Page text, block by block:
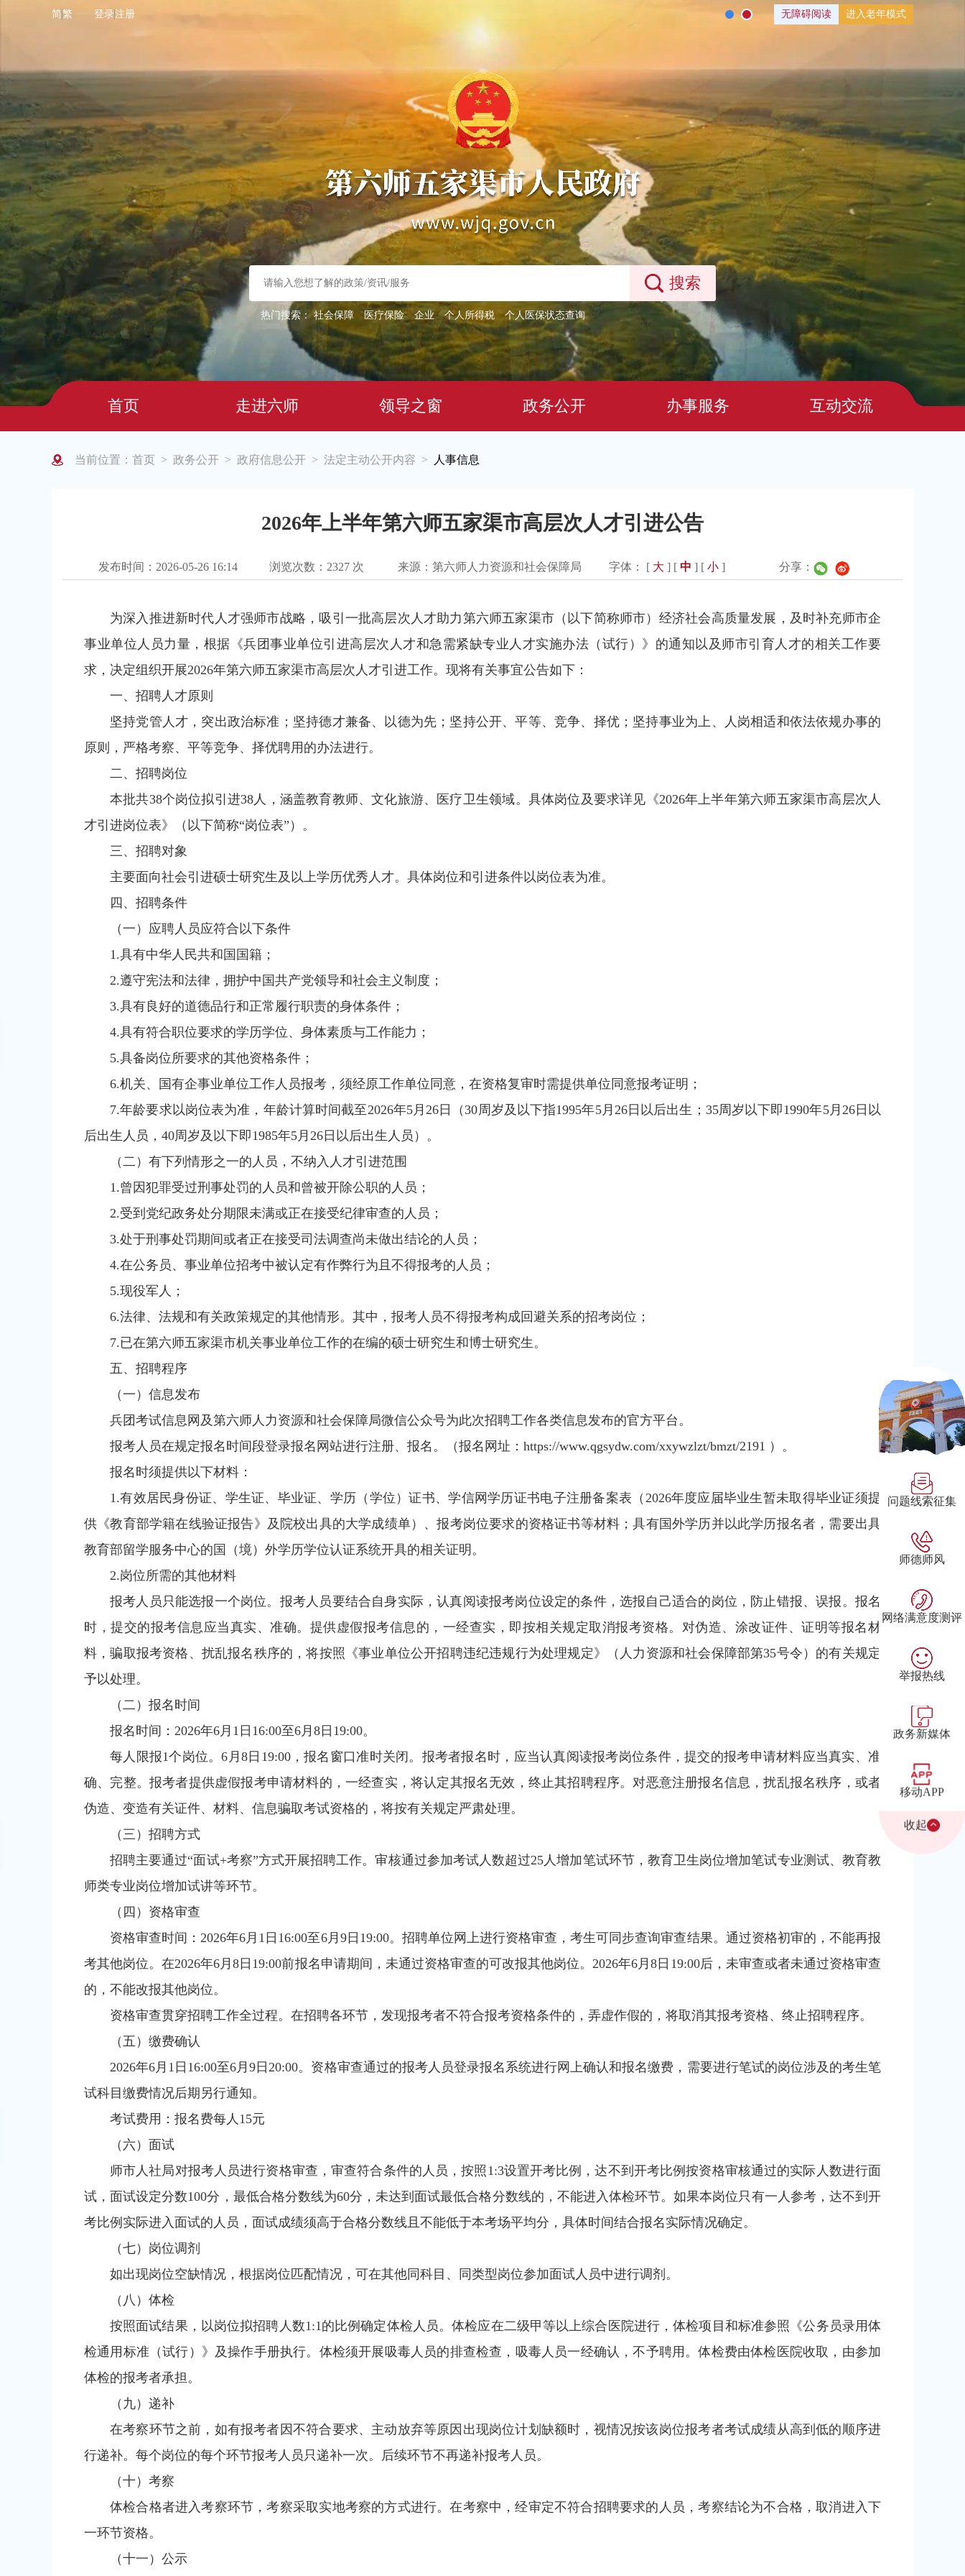
简繁 登录注册 无障碍阅读 进入老年模式
搜索
热门搜索： 社会保障 医疗保险 企业 个人所得税 个人医保状态查询
首页 走进六师 领导之窗 政务公开 办事服务 互动交流
当前位置： 首页 > 政务公开 > 政府信息公开 > 法定主动公开内容 > 人事信息
2026年上半年第六师五家渠市高层次人才引进公告
发布时间：2026-05-26 16:14 浏览次数： 2327次 来源：第六师人力资源和社会保障局 字体： [ 大 ] [ 中 ] [ 小] 分享：
为深入推进新时代人才强师市战略，吸引一批高层次人才助力第六师五家渠市（以下简称师市）经济社会高质量发展，及时补充师市企
事业单位人员力量，根据《兵团事业单位引进高层次人才和急需紧缺专业人才实施办法（试行）》的通知以及师市引育人才的相关工作要
求，决定组织开展2026年第六师五家渠市高层次人才引进工作。现将有关事宜公告如下：
一、招聘人才原则
坚持党管人才，突出政治标准；坚持德才兼备、以德为先；坚持公开、平等、竞争、择优；坚持事业为上、人岗相适和依法依规办事的
原则，严格考察、平等竞争、择优聘用的办法进行。
二、招聘岗位
本批共38个岗位拟引进38人，涵盖教育教师、文化旅游、医疗卫生领域。具体岗位及要求详见《2026年上半年第六师五家渠市高层次人
才引进岗位表》（以下简称“岗位表”）。
三、招聘对象
主要面向社会引进硕士研究生及以上学历优秀人才。具体岗位和引进条件以岗位表为准。
四、招聘条件
（一）应聘人员应符合以下条件
1.具有中华人民共和国国籍；
2.遵守宪法和法律，拥护中国共产党领导和社会主义制度；
3.具有良好的道德品行和正常履行职责的身体条件；
4.具有符合职位要求的学历学位、身体素质与工作能力；
5.具备岗位所要求的其他资格条件；
6.机关、国有企事业单位工作人员报考，须经原工作单位同意，在资格复审时需提供单位同意报考证明；
7.年龄要求以岗位表为准，年龄计算时间截至2026年5月26日（30周岁及以下指1995年5月26日以后出生；35周岁以下即1990年5月26日以
后出生人员，40周岁及以下即1985年5月26日以后出生人员）。
（二）有下列情形之一的人员，不纳入人才引进范围
1.曾因犯罪受过刑事处罚的人员和曾被开除公职的人员；
2.受到党纪政务处分期限未满或正在接受纪律审查的人员；
3.处于刑事处罚期间或者正在接受司法调查尚未做出结论的人员；
4.在公务员、事业单位招考中被认定有作弊行为且不得报考的人员；
5.现役军人；
6.法律、法规和有关政策规定的其他情形。其中，报考人员不得报考构成回避关系的招考岗位；
7.已在第六师五家渠市机关事业单位工作的在编的硕士研究生和博士研究生。
五、招聘程序
（一）信息发布
兵团考试信息网及第六师人力资源和社会保障局微信公众号为此次招聘工作各类信息发布的官方平台。
报考人员在规定报名时间段登录报名网站进行注册、报名。（报名网址：https://www.qgsydw.com/xxywzlzt/bmzt/2191 ）。
报名时须提供以下材料：
1.有效居民身份证、学生证、毕业证、学历（学位）证书、学信网学历证书电子注册备案表（2026年度应届毕业生暂未取得毕业证须提
供《教育部学籍在线验证报告》及院校出具的大学成绩单）、报考岗位要求的资格证书等材料；具有国外学历并以此学历报名者，需要出具
教育部留学服务中心的国（境）外学历学位认证系统开具的相关证明。
2.岗位所需的其他材料
报考人员只能选报一个岗位。报考人员要结合自身实际，认真阅读报考岗位设定的条件，选报自己适合的岗位，防止错报、误报。报名
时，提交的报考信息应当真实、准确。提供虚假报考信息的，一经查实，即按相关规定取消报考资格。对伪造、涂改证件、证明等报名材
料，骗取报考资格、扰乱报名秩序的，将按照《事业单位公开招聘违纪违规行为处理规定》（人力资源和社会保障部第35号令）的有关规定
予以处理。
（二）报名时间
报名时间：2026年6月1日16:00至6月8日19:00。
每人限报1个岗位。6月8日19:00，报名窗口准时关闭。报考者报名时，应当认真阅读报考岗位条件，提交的报考申请材料应当真实、准
确、完整。报考者提供虚假报考申请材料的，一经查实，将认定其报名无效，终止其招聘程序。对恶意注册报名信息，扰乱报名秩序，或者
伪造、变造有关证件、材料、信息骗取考试资格的，将按有关规定严肃处理。
（三）招聘方式
招聘主要通过“面试+考察”方式开展招聘工作。审核通过参加考试人数超过25人增加笔试环节，教育卫生岗位增加笔试专业测试、教育教
师类专业岗位增加试讲等环节。
（四）资格审查
资格审查时间：2026年6月1日16:00至6月9日19:00。招聘单位网上进行资格审查，考生可同步查询审查结果。通过资格初审的，不能再报
考其他岗位。在2026年6月8日19:00前报名申请期间，未通过资格审查的可改报其他岗位。2026年6月8日19:00后，未审查或者未通过资格审查
的，不能改报其他岗位。
资格审查贯穿招聘工作全过程。在招聘各环节，发现报考者不符合报考资格条件的，弄虚作假的，将取消其报考资格、终止招聘程序。
（五）缴费确认
2026年6月1日16:00至6月9日20:00。资格审查通过的报考人员登录报名系统进行网上确认和报名缴费，需要进行笔试的岗位涉及的考生笔
试科目缴费情况后期另行通知。
考试费用：报名费每人15元
（六）面试
师市人社局对报考人员进行资格审查，审查符合条件的人员，按照1:3设置开考比例，达不到开考比例按资格审核通过的实际人数进行面
试，面试设定分数100分，最低合格分数线为60分，未达到面试最低合格分数线的，不能进入体检环节。如果本岗位只有一人参考，达不到开
考比例实际进入面试的人员，面试成绩须高于合格分数线且不能低于本考场平均分，具体时间结合报名实际情况确定。
（七）岗位调剂
如出现岗位空缺情况，根据岗位匹配情况，可在其他同科目、同类型岗位参加面试人员中进行调剂。
（八）体检
按照面试结果，以岗位拟招聘人数1:1的比例确定体检人员。体检应在二级甲等以上综合医院进行，体检项目和标准参照《公务员录用体
检通用标准（试行）》及操作手册执行。体检须开展吸毒人员的排查检查，吸毒人员一经确认，不予聘用。体检费由体检医院收取，由参加
体检的报考者承担。
（九）递补
在考察环节之前，如有报考者因不符合要求、主动放弃等原因出现岗位计划缺额时，视情况按该岗位报考者考试成绩从高到低的顺序进
行递补。每个岗位的每个环节报考人员只递补一次。后续环节不再递补报考人员。
（十）考察
体检合格者进入考察环节，考察采取实地考察的方式进行。在考察中，经审定不符合招聘要求的人员，考察结论为不合格，取消进入下
一环节资格。
（十一）公示
问题线索征集
师德师风
网络满意度测评
举报热线
政务新媒体
移动APP
收起